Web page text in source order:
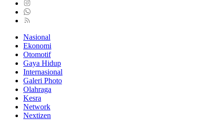
Nasional
Ekonomi
Otomotif
Gaya Hidup
Internasional
Galeri Photo
Olahraga
Kesra
Network
Nextizen